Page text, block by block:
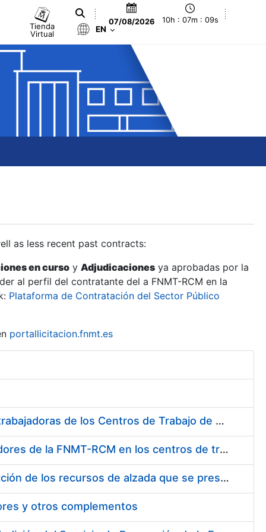
Tienda
Virtual
07/08/2026 10h : 07m : 10s
EN
as less recent past contracts:
en curso y Adjudicaciones ya aprobadas por la
al perfil del contratante del a FNMT-RCM en la
Plataforma de Contratación del Sector Público
portallicitacion.fnmt.es
Suministro de Protectores Auditivos a medida para las personas trabajadoras de los Centros de Trabajo de Madrid y Burgos
Suministro de gafas graduadas antiproyecciones para los trabajadores de la FNMT-RCM en los centros de trabajo de Madrid y Burgos
Servicios de una empresa externa para el asesoramiento y resolución de los recursos de alzada que se presentan relacionados con procesos de selección para la FNMT-RCM
y otros complementos